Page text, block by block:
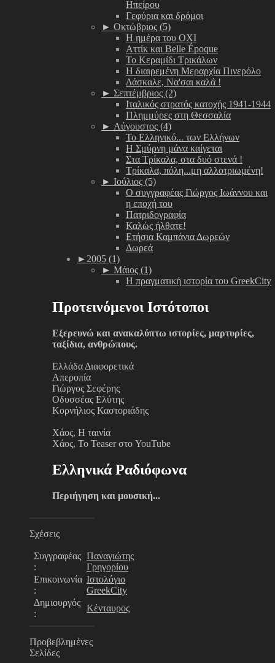
Ηπείρου
Γεφύρια και δρόμοι
► Οκτώβριος (5)
Η ημέρα του ΟΧΙ
Αττίκ και Belle Époque
Το Κεραμίδι Τρικάλων
Η διαιρεμένη Μεραρχία Πινερόλο
Δάσκαλε, Να'σαι καλά !
► Σεπτέμβριος (2)
Ιταλικός στρατός κατοχής 1941-1944
Πλημμύρες στη Θεσσαλία
► Αύγουστος (4)
Το Ελληνικό... των Ελλήνων
Η Σμύρνη μάνα καίγεται
Στα Τρίκαλα, στα δυό στενά !
Τρίκαλα, πόλη...μη αλλοτριωμένη!
► Ιούλιος (5)
Ο συγγραφέας Γιώργος Ιωάννου και
η εποχή του
Πατριδογραφία
Καλώς ήλθατε!
Ετήσια Καμπάνια Δωρεών
Δωρεά
► 2005 (1)
► Μάιος (1)
Η πραγματική ιστορία του GreekCity
Προτεινόμενοι Ιστότοποι
Εξερευνώ και ανακαλύπτω ιστορίες, μαρτυρίες,
ταξίδια, ανθρώπους.
Ελλάδα Διαφορετικά
Απεροπία
Γιώργος Σεφέρης
Οδυσσέας Ελύτης
Κορνήλιος Καστοριάδης
Χάος, Η ταινία
Χάος, Το Teaser στο YouTube
Ελληνικά Ραδιόφωνα
Περιήγηση και μουσική...
Σχέσεις
Συγγραφέας
:
Παναγιώτης
Γρηγορίου
Επικοινωνία
:
Ιστολόγιο
GreekCity
Δημιουργός
:
Κένταυρος
Προβεβλημένες
Σελίδες